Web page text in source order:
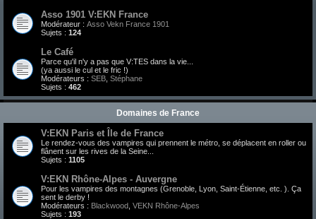
Asso 1901 V:EKN France
Modérateur : Asso Vekn France 1901
Sujets : 124
Le Café
Parce qu'il n'y a pas que V:TES dans la vie...
(ya aussi le cul et le fric !)
Modérateurs : SEB Stéphane
Sujets : 462
Domaines de France
V:EKN Paris et Île de France
Le rendez-vous des vampires qui prennent le métro, se déplacent en roller ou
flânent sur les rives de la Seine...
Sujets : 1105
V:EKN Rhône-Alpes - Auvergne
Pour les vampires des montagnes (Grenoble, Lyon, Saint-Étienne, etc. ). Ça
sent le derby !
Modérateurs : Blackwood VEKN Rhône-Alpes
Sujets : 193